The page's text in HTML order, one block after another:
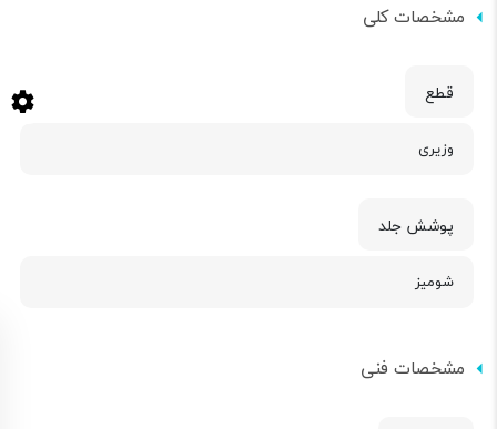
مشخصات کلی
قطع
وزیری
پوشش جلد
شومیز
مشخصات فنی